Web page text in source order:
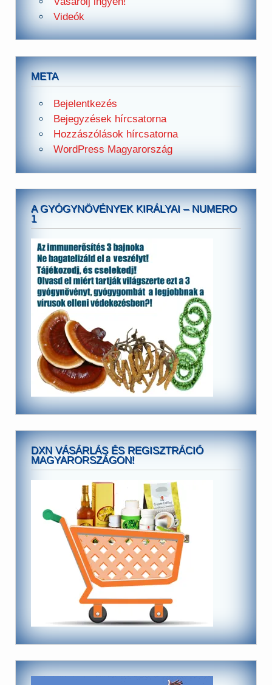
Videók
META
Bejelentkezés
Bejegyzések hírcsatorna
Hozzászólások hírcsatorna
WordPress Magyarország
A GYÓGYNÖVÉNYEK KIRÁLYAI – NUMERO
1
DXN VÁSÁRLÁS ÉS REGISZTRÁCIÓ
MAGYARORSZÁGON!